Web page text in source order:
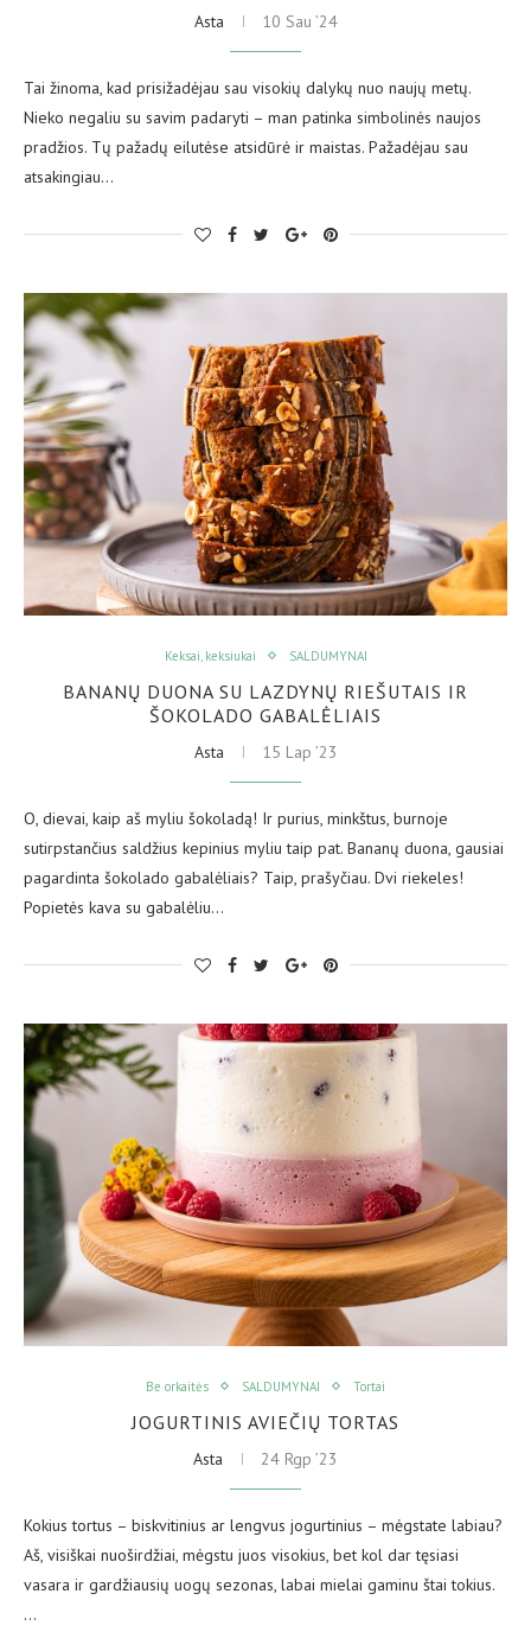
Asta 10 Sau ’24
Tai žinoma, kad prisižadėjau sau visokių dalykų nuo naujų metų.
Nieko negaliu su savim padaryti – man patinka simbolinės naujos
pradžios. Tų pažadų eilutėse atsidūrė ir maistas. Pažadėjau sau
atsakingiau…
Keksai, keksiukai SALDUMYNAI
BANANŲ DUONA SU LAZDYNŲ RIEŠUTAIS IR
ŠOKOLADO GABALĖLIAIS
Asta 15 Lap ’23
O, dievai, kaip aš myliu šokoladą! Ir purius, minkštus, burnoje
sutirpstančius saldžius kepinius myliu taip pat. Bananų duona, gausiai
pagardinta šokolado gabalėliais? Taip, prašyčiau. Dvi riekeles!
Popietės kava su gabalėliu…
Be orkaitės SALDUMYNAI Tortai
JOGURTINIS AVIEČIŲ TORTAS
Asta 24 Rgp ’23
Kokius tortus – biskvitinius ar lengvus jogurtinius – mėgstate labiau?
Aš, visiškai nuoširdžiai, mėgstu juos visokius, bet kol dar tęsiasi
vasara ir gardžiausių uogų sezonas, labai mielai gaminu štai tokius.
…